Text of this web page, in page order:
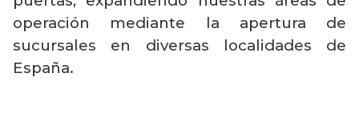
operación mediante la apertura de
sucursales en diversas localidades de
España.